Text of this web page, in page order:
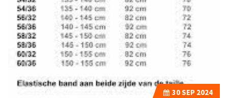
30SEP 2024